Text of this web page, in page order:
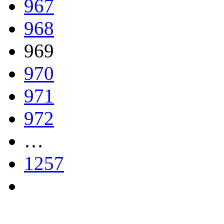
967
968
969
970
971
972
…
1257